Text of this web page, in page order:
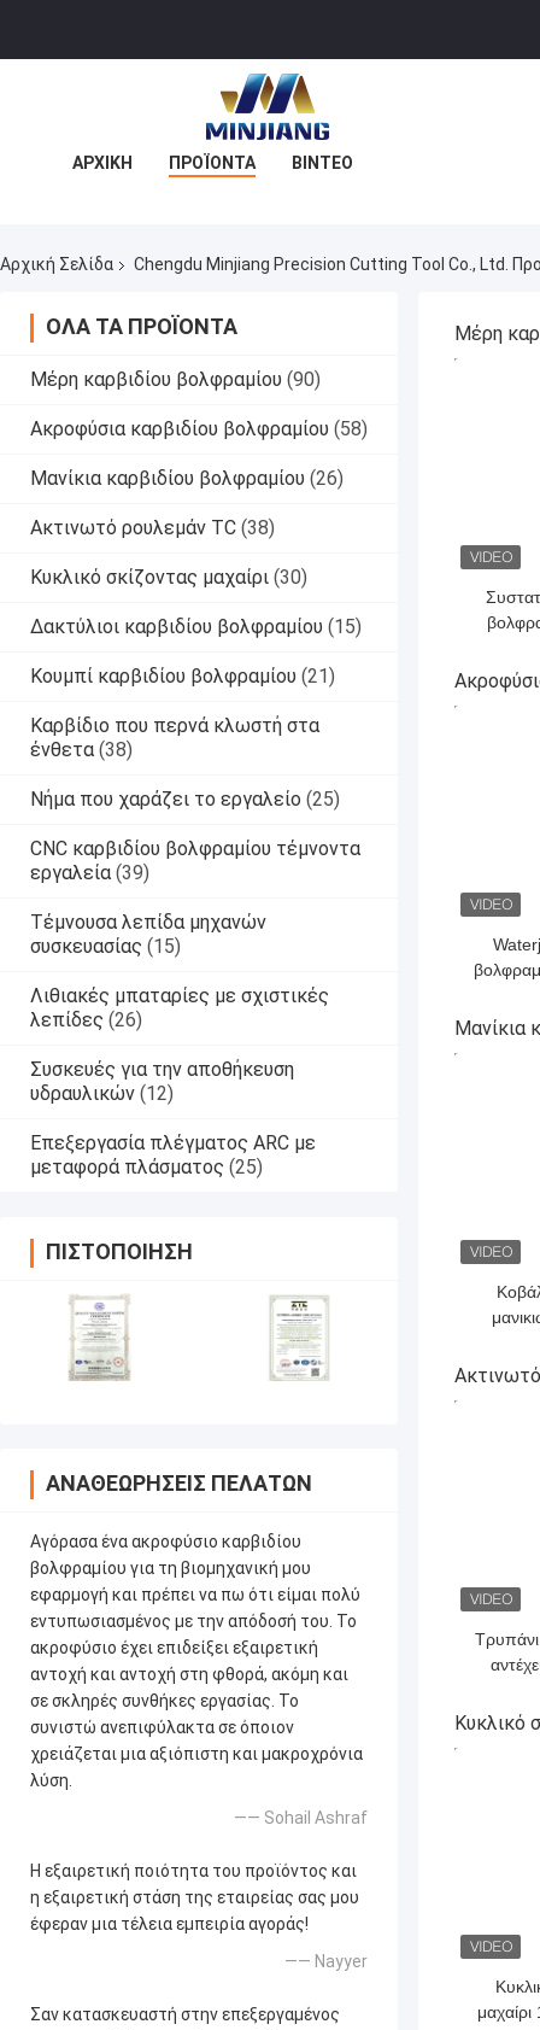
ΑΡΧΙΚΉ ΠΡΟΪΌΝΤΑ ΒΊΝΤΕΟ
ΈΛΕΓΧΟΣ ΠΟΙΌΤΗΤΑΣ ΕΠΙΚΟΙΝΩΝΉΣΤΕ ΜΑΖΊ ΜΑΣ
ΕΙΔΉΣΕΙΣ ΥΠΟΘΈΣΕΙΣ
Αρχική Σελίδα Chengdu Minjiang Precision Cutting Tool Co., Ltd.
ΌΛΑ ΤΑ ΠΡΟΪΌΝΤΑ
Μέρη καρβιδίου βολφραμίου (90)
Ακροφύσια καρβιδίου βολφραμίου (58)
Μανίκια καρβιδίου βολφραμίου (26)
Ακτινωτό ρουλεμάν TC (38)
Κυκλικό σκίζοντας μαχαίρι (30)
Δακτύλιοι καρβιδίου βολφραμίου (15)
Κουμπί καρβιδίου βολφραμίου (21)
Καρβίδιο που περνά κλωστή στα
ένθετα (38)
Νήμα που χαράζει το εργαλείο (25)
CNC καρβιδίου βολφραμίου τέμνοντα
εργαλεία (39)
Τέμνουσα λεπίδα μηχανών
συσκευασίας (15)
Λιθιακές μπαταρίες με σχιστικές
λεπίδες (26)
Συσκευές για την αποθήκευση
υδραυλικών (12)
Επεξεργασία πλέγματος ARC με
μεταφορά πλάσματος (25)
ΠΙΣΤΟΠΟΊΗΣΗ
ΑΝΑΘΕΩΡΉΣΕΙΣ ΠΕΛΑΤΏΝ
Αγόρασα ένα ακροφύσιο καρβιδίου
βολφραμίου για τη βιομηχανική μου
εφαρμογή και πρέπει να πω ότι είμαι πολύ
εντυπωσιασμένος με την απόδοσή του. Το
ακροφύσιο έχει επιδείξει εξαιρετική
αντοχή και αντοχή στη φθορά, ακόμη και
σε σκληρές συνθήκες εργασίας. Το
συνιστώ ανεπιφύλακτα σε όποιον
χρειάζεται μια αξιόπιστη και μακροχρόνια
λύση.
—— Sohail Ashraf
Η εξαιρετική ποιότητα του προϊόντος και
η εξαιρετική στάση της εταιρείας σας μου
έφεραν μια τέλεια εμπειρία αγοράς!
—— Nayyer
Σαν κατασκευαστή στην επεξεργαμένος
Μέρη
Μανίκια
που
Κυκλικό